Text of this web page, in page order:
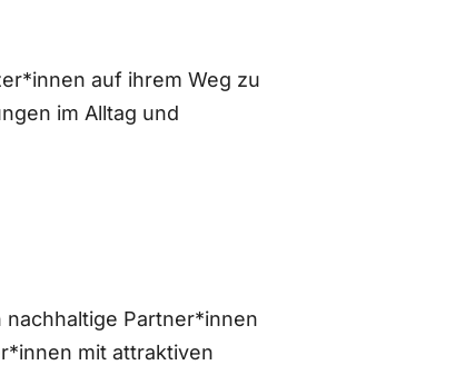
auf ihrem Weg zu
im Alltag und
Partner*innen
mit attraktiven